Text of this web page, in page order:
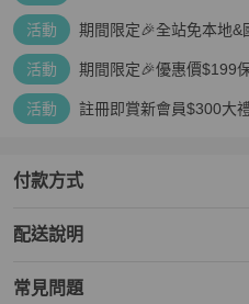
活動 期間限定🎉全站免本地&
活動 期間限定🎉優惠價$199
活動 註冊即賞新會員$300大
付款方式
配送說明
常見問題